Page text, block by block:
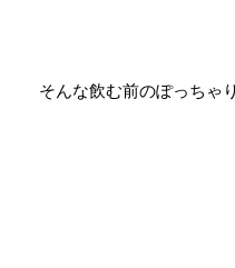
そんな飲む前のぽっちゃ